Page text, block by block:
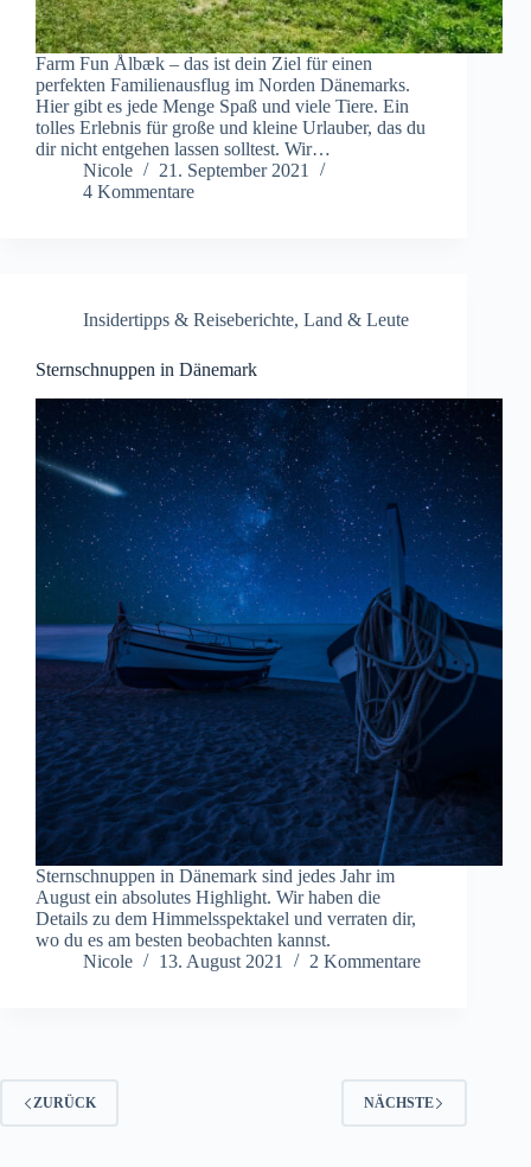
Farm Fun Ålbæk – das ist dein Ziel für einen
perfekten Familienausflug im Norden Dänemarks.
Hier gibt es jede Menge Spaß und viele Tiere. Ein
tolles Erlebnis für große und kleine Urlauber, das du
dir nicht entgehen lassen solltest. Wir…
Nicole
21. September 2021
4 Kommentare
Insidertipps & Reiseberichte, Land & Leute
Sternschnuppen in Dänemark
Sternschnuppen in Dänemark sind jedes Jahr im
August ein absolutes Highlight. Wir haben die
Details zu dem Himmelsspektakel und verraten dir,
wo du es am besten beobachten kannst.
Nicole
13. August 2021 2 Kommentare
ZURÜCK NÄCHSTE